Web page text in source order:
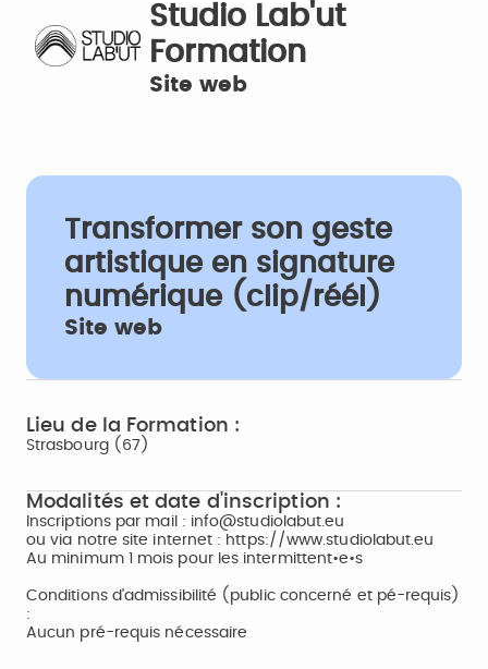
Studio Lab'ut
Formation
Site web
Transformer son geste
artistique en signature
numérique (clip/réél)
Site web
Lieu de la Formation :
Strasbourg (67)
Modalités et date d'inscription :
Inscriptions par mail : info@studiolabut.eu
ou via notre site internet : https://www.studiolabut.eu
Au minimum 1 mois pour les intermittent•e•s
Conditions d'admissibilité (public concerné et pé-requis)
:
Aucun pré-requis nécessaire